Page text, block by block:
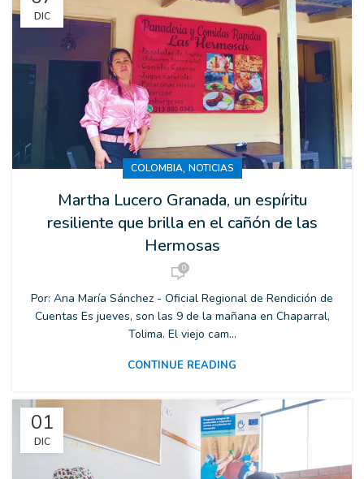
DIC
COLOMBIA, NOTICIAS
Martha Lucero Granada, un espíritu
resiliente que brilla en el cañón de las
Hermosas
0
Por: Ana María Sánchez - Oficial Regional de Rendición de
Cuentas Es jueves, son las 9 de la mañana en Chaparral,
Tolima. El viejo cam...
CONTINUE READING
01
DIC